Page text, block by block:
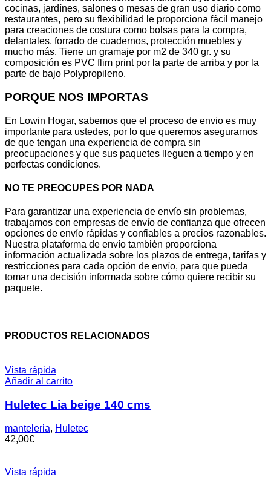
cocinas, jardínes, salones o mesas de gran uso diario como
restaurantes, pero su flexibilidad le proporciona fácil manejo
para creaciones de costura como bolsas para la compra,
delantales, forrado de cuadernos, protección muebles y
mucho más. Tiene un gramaje por m2 de 340 gr. y su
composición es PVC flim print por la parte de arriba y por la
parte de bajo Polypropileno.
PORQUE NOS IMPORTAS
En Lowin Hogar, sabemos que el proceso de envio es muy
importante para ustedes, por lo que queremos asegurarnos
de que tengan una experiencia de compra sin
preocupaciones y que sus paquetes lleguen a tiempo y en
perfectas condiciones.
NO TE PREOCUPES POR NADA
Para garantizar una experiencia de envío sin problemas,
trabajamos con empresas de envío de confianza que ofrecen
opciones de envío rápidas y confiables a precios razonables.
Nuestra plataforma de envío también proporciona
información actualizada sobre los plazos de entrega, tarifas y
restricciones para cada opción de envío, para que pueda
tomar una decisión informada sobre cómo quiere recibir su
paquete.
PRODUCTOS RELACIONADOS
Vista rápida
Añadir al carrito
Huletec Lia beige 140 cms
manteleria, Huletec
42,00€
Vista rápida